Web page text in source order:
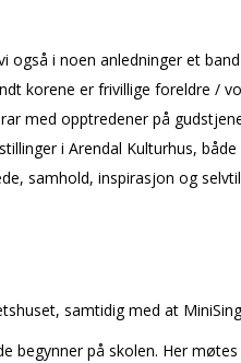
i noen anledninger et
korene er frivillige foreldre /
med opptredener på
i Arendal Kulturhus,
samhold, inspirasjon og
samtidig med at
begynner på skolen. Her